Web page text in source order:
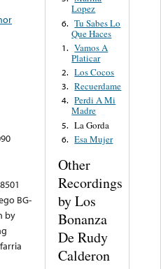
BG-
by
Lopez
6. Tu Sabes Lo
Que Haces
1. Vamos A
Platicar
2. Los Cocos
3. Recuerdame
4. Perdi A Mi
Madre
5. La Gorda
6. Esa Mujer
Other
Recordings
by Los
Bonanza
De Rudy
Calderon